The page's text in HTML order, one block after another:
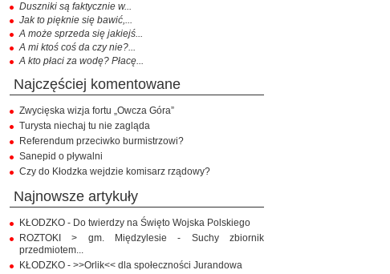
Duszniki są faktycznie w...
Jak to pięknie się bawić,...
A może sprzeda się jakiejś...
A mi ktoś coś da czy nie?...
A kto płaci za wodę? Płacę...
najczęściej komentowane
Zwycięska wizja fortu „Owcza Góra”
Turysta niechaj tu nie zagląda
Referendum przeciwko burmistrzowi?
Sanepid o pływalni
Czy do Kłodzka wejdzie komisarz rządowy?
najnowsze artykuły
KŁODZKO - Do twierdzy na Święto Wojska Polskiego
ROZTOKI > gm. Międzylesie - Suchy zbiornik
przedmiotem...
KŁODZKO - >>Orlik<< dla społeczności Jurandowa